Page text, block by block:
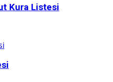
Kura Listesi